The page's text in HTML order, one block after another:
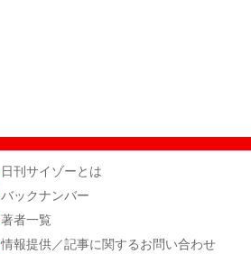
日刊サイゾーとは
バックナンバー
著者一覧
情報提供／記事に関するお問い合わせ